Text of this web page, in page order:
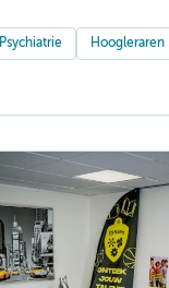
Psychiatrie Hoogleraren